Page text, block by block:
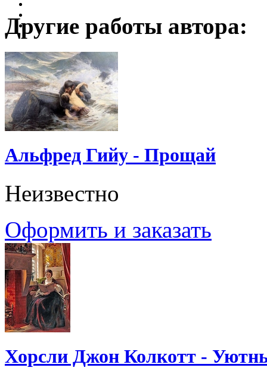
Другие работы автора:
Альфред Гийу - Прощай
Неизвестно
Оформить и заказать
Хорсли Джон Колкотт -